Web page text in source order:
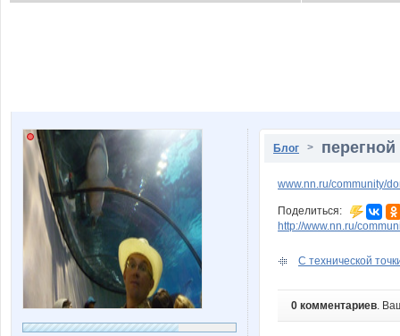
Блог > перегной
www.nn.ru/community/
Поделиться:
http://www.nn.ru/
С технической
0 комментариев.